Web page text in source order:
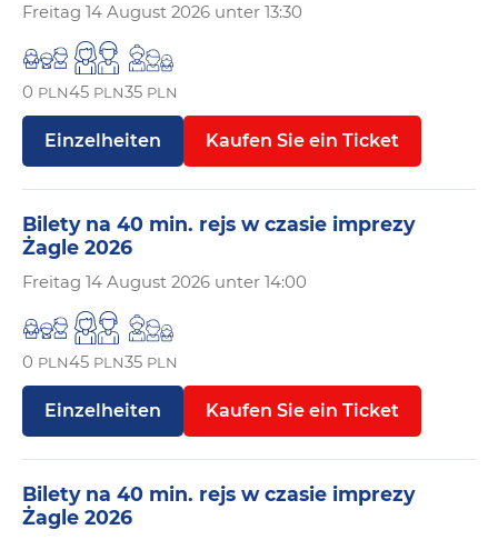
Freitag 14 August 2026 unter 13:30
0 PLN45 PLN35 PLN
Einzelheiten Kaufen Sie ein Ticket
Bilety na 40 min. rejs w czasie imprezy
Żagle 2026
Freitag 14 August 2026 unter 14:00
0 PLN45 PLN35 PLN
Einzelheiten Kaufen Sie ein Ticket
Bilety na 40 min. rejs w czasie imprezy
Żagle 2026